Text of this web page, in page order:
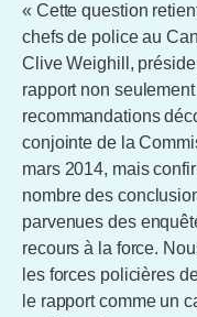
« Cette question
chefs de police au
Clive Weighill,
rapport non
recommandations
conjointe de la
mars 2014, mais
nombre des
parvenues des
recours à la force.
les forces policières
le rapport comme un